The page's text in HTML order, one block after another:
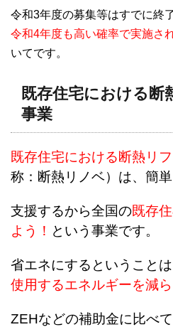
令和3年度の募集等はすでに終
令和4年度も高い確率で実施さ
いてです。
既存住宅における断
事業
既存住宅における断熱リ
称：断熱リノベ）は、簡単
支援するから全国の既存
よう！ という事業です。
省エネにするということ
使用するエネルギーを減ら
ZEHなどの補助金に比べ